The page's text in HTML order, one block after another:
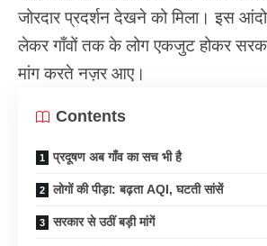
जोरदार प्रदर्शन देखने को मिला। इस
लेकर गाँवों तक के लोग एकजुट होकर
मांग करते नज़र आए।
Contents
प्रदूषण अब गाँव का सच भी है
लोगों की पीड़ा: बढ़ता AQI, घटती सांसें
सरकार से उठीं बड़ी मांगें